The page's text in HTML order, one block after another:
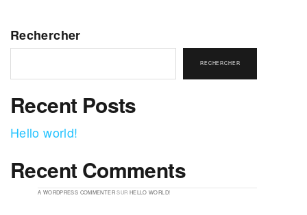
Rechercher
RECHERCHER
Recent Posts
Hello world!
Recent Comments
A WORDPRESS COMMENTERSUR HELLO WORLD!